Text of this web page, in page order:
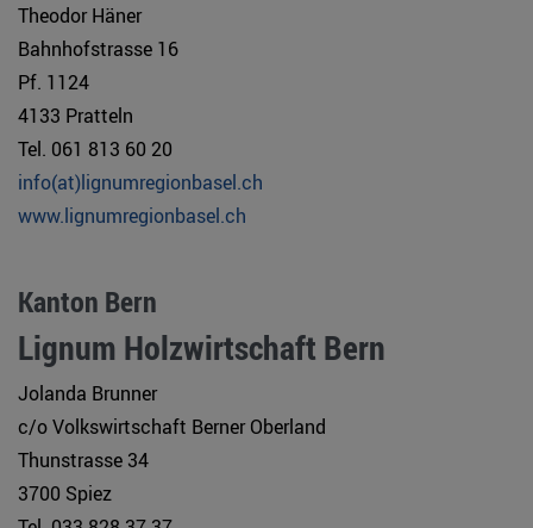
Theodor Häner
Bahnhofstrasse 16
Pf. 1124
4133 Pratteln
Tel. 061 813 60 20
info(at)lignumregionbasel.ch
www.lignumregionbasel.ch
Kanton Bern
Lignum Holzwirtschaft Bern
Jolanda Brunner
c/o Volkswirtschaft Berner Oberland
Thunstrasse 34
3700 Spiez